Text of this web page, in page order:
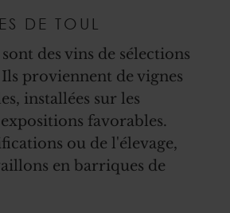
DE TOUL
des vins de sélections
proviennent de vignes
installées sur les
favorables.
ou de l'élevage,
en barriques de